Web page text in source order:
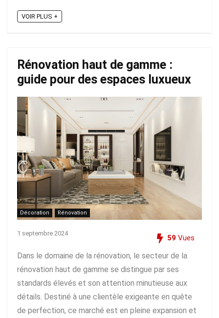
VOIR PLUS +
Rénovation haut de gamme :
guide pour des espaces luxueux
Décoration Rénovation
1 septembre 2024
59 Vues
Dans le domaine de la rénovation, le secteur de la
rénovation haut de gamme se distingue par ses
standards élevés et son attention minutieuse aux
détails. Destiné à une clientèle exigeante en quête
de perfection, ce marché est en pleine expansion et